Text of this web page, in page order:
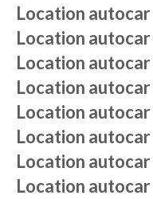
Location autocar
Location autocar
Location autocar
Location autocar
Location autocar
Location autocar
Location autocar
Location autocar